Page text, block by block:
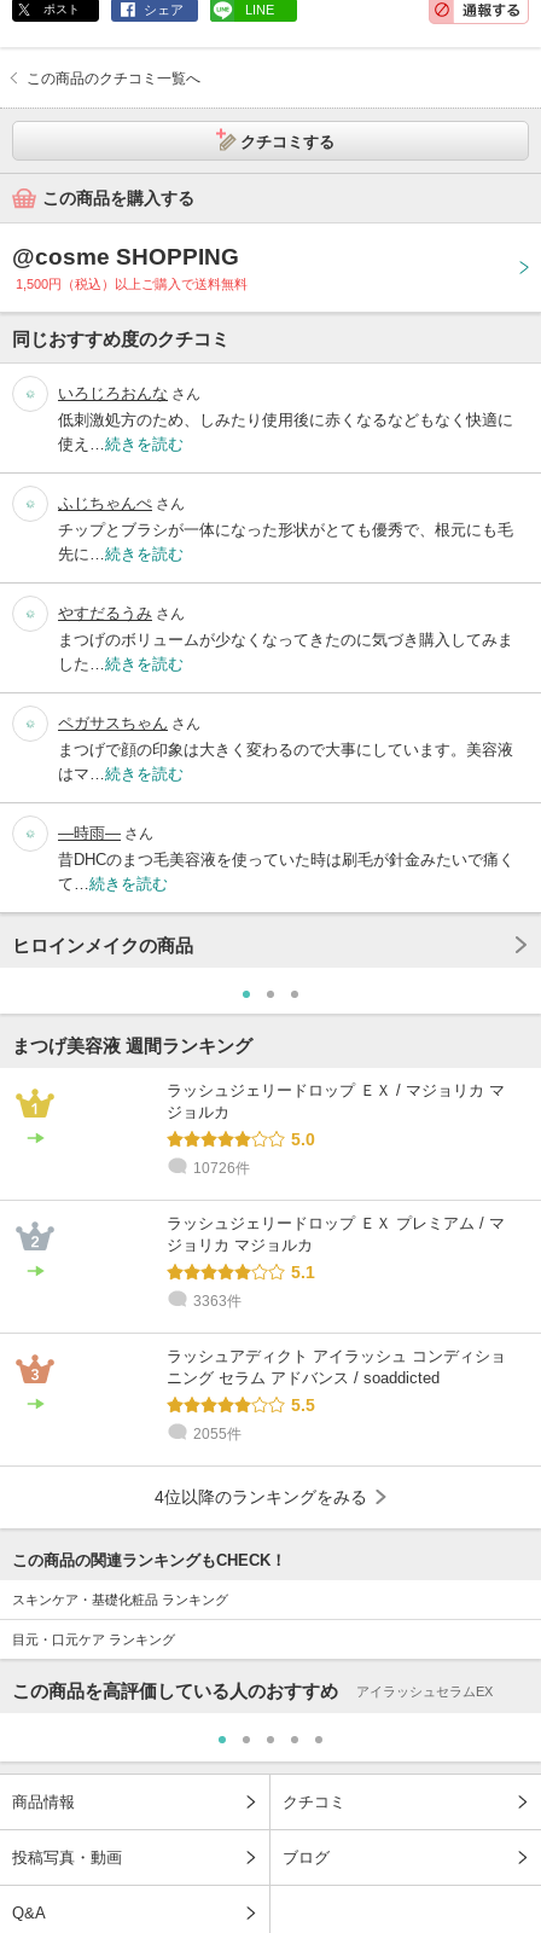
ポスト シェア LINE
この商品のクチコミ一覧へ
クチコミする
この商品を購入する
@cosme SHOPPING
1,500円（税込）以上ご購入で送料無料
同じおすすめ度のクチコミ
いろじろおんな さん
低刺激処方のため、しみたり使用後に赤くなるなどもなく快適に
使え… 続きを読む
ふじちゃんぺ さん
チップとブラシが一体になった形状がとても優秀で、根元にも毛
先に… 続きを読む
やすだるうみ さん
まつげのボリュームが少なくなってきたのに気づき購入してみま
した… 続きを読む
ペガサスちゃん さん
まつげで顔の印象は大きく変わるので大事にしています。美容液
はマ… 続きを読む
―時雨― さん
昔DHCのまつ毛美容液を使っていた時は刷毛が針金みたいで痛く
て… 続きを読む
ヒロインメイクの商品
まつげ美容液 週間ランキング
ラッシュジェリードロップ ＥＸ / マジョリカ マ
ジョルカ
5.0
10726件
ラッシュジェリードロップ ＥＸ プレミアム / マ
ジョリカ マジョルカ
5.1
3363件
ラッシュアディクト アイラッシュ コンディショ
ニング セラム アドバンス / soaddicted
5.5
2055件
4位以降のランキングをみる
この商品の関連ランキングもCHECK！
スキンケア・基礎化粧品 ランキング
目元・口元ケア ランキング
この商品を高評価している人のおすすめ アイラッシュセラムEX
商品情報 クチコミ
投稿写真・動画 ブログ
Q&A